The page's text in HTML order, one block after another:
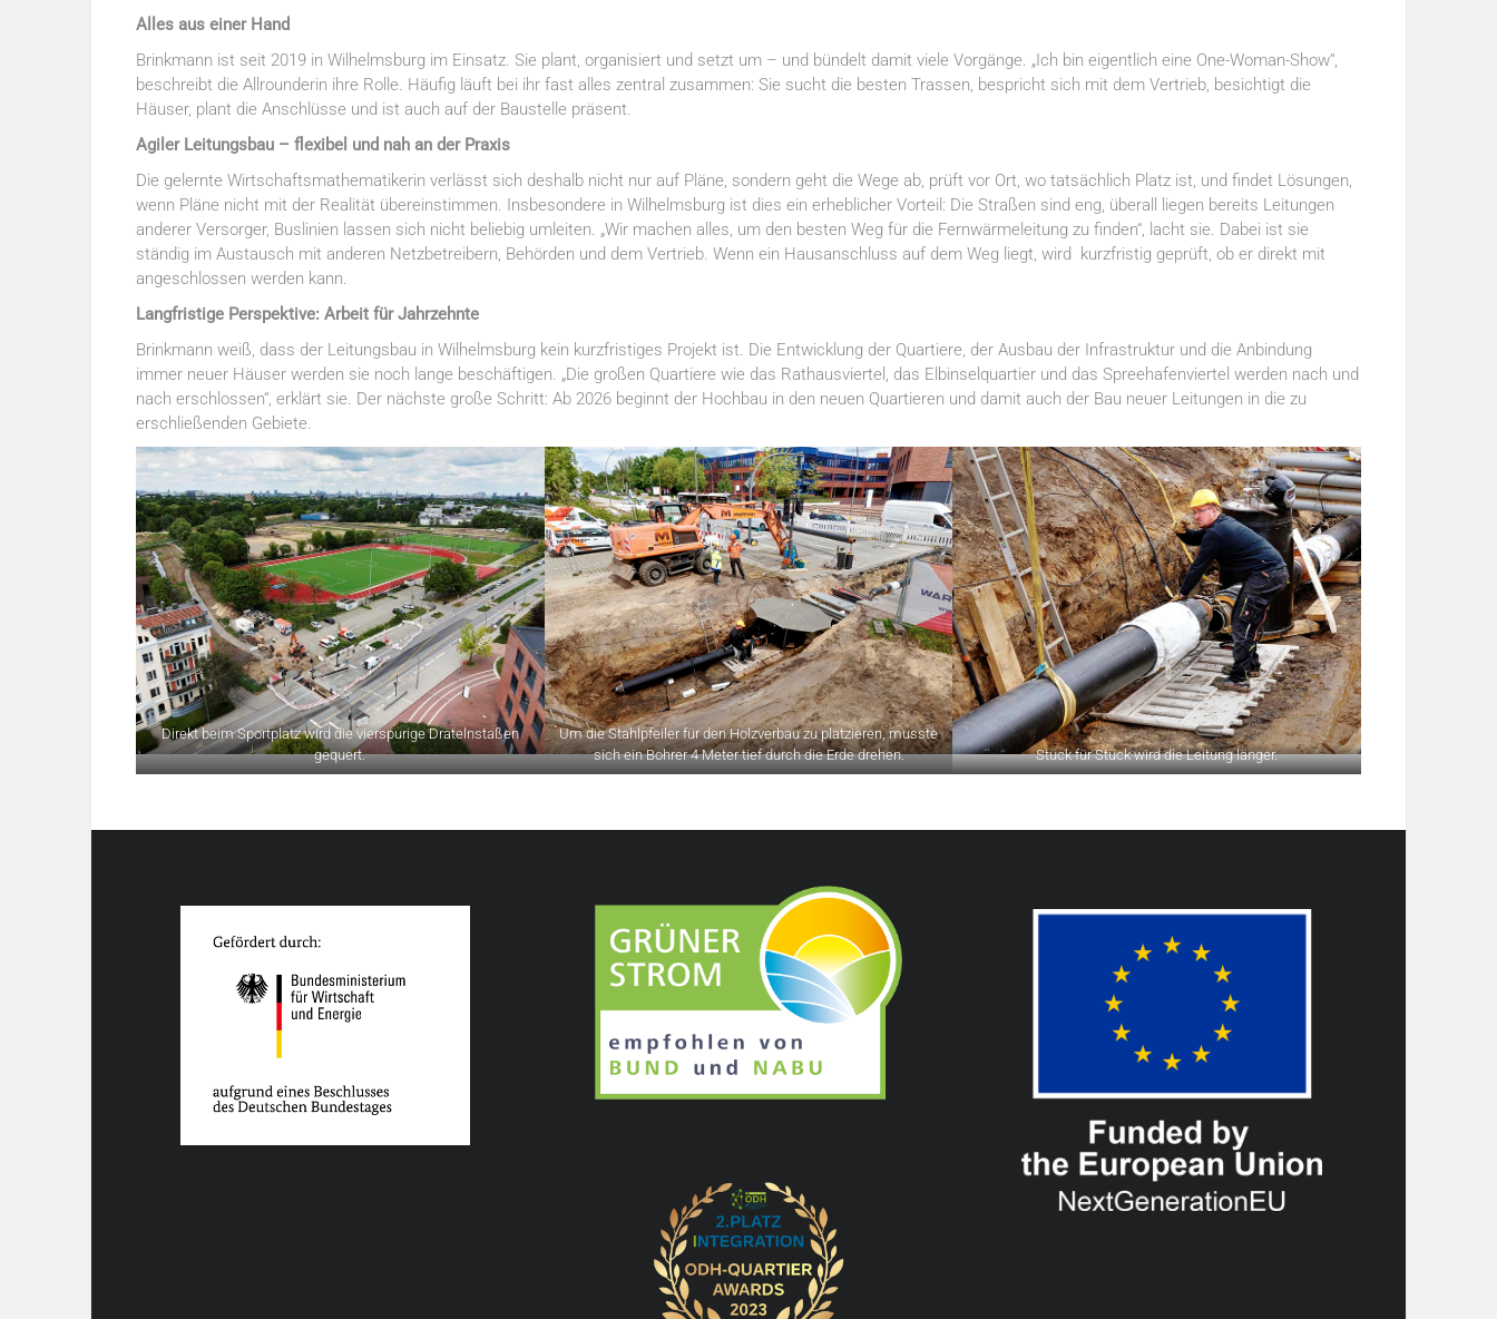
Alles aus einer Hand
Brinkmann ist seit 2019 in Wilhelmsburg im Einsatz. Sie plant, organisiert und setzt um – und bündelt damit viele Vorgänge. „Ich bin eigentlich eine One-Woman-Show“,
beschreibt die Allrounderin ihre Rolle. Häufig läuft bei ihr fast alles zentral zusammen: Sie sucht die besten Trassen, bespricht sich mit dem Vertrieb, besichtigt die
Häuser, plant die Anschlüsse und ist auch auf der Baustelle präsent.
Agiler Leitungsbau – flexibel und nah an der Praxis
Die gelernte Wirtschaftsmathematikerin verlässt sich deshalb nicht nur auf Pläne, sondern geht die Wege ab, prüft vor Ort, wo tatsächlich Platz ist, und findet Lösungen,
wenn Pläne nicht mit der Realität übereinstimmen. Insbesondere in Wilhelmsburg ist dies ein erheblicher Vorteil: Die Straßen sind eng, überall liegen bereits Leitungen
anderer Versorger, Buslinien lassen sich nicht beliebig umleiten. „Wir machen alles, um den besten Weg für die Fernwärmeleitung zu finden“, lacht sie. Dabei ist sie
ständig im Austausch mit anderen Netzbetreibern, Behörden und dem Vertrieb. Wenn ein Hausanschluss auf dem Weg liegt, wird kurzfristig geprüft, ob er direkt mit
angeschlossen werden kann.
Langfristige Perspektive: Arbeit für Jahrzehnte
Brinkmann weiß, dass der Leitungsbau in Wilhelmsburg kein kurzfristiges Projekt ist. Die Entwicklung der Quartiere, der Ausbau der Infrastruktur und die Anbindung
immer neuer Häuser werden sie noch lange beschäftigen. „Die großen Quartiere wie das Rathausviertel, das Elbinselquartier und das Spreehafenviertel werden nach und
nach erschlossen“, erklärt sie. Der nächste große Schritt: Ab 2026 beginnt der Hochbau in den neuen Quartieren und damit auch der Bau neuer Leitungen in die zu
erschließenden Gebiete.
Direkt beim Sportplatz wird die vierspurige Dratelnstaßen
gequert.
Um die Stahlpfeiler für den Holzverbau zu platzieren, musste
sich ein Bohrer 4 Meter tief durch die Erde drehen.
Stück für Stück wird die Leitung länger.